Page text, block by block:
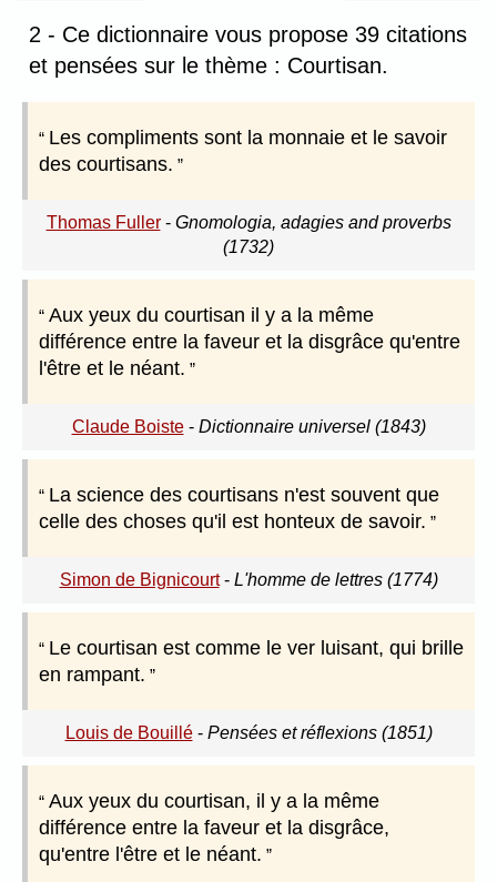
2 - Ce dictionnaire vous propose 39 citations
et pensées sur le thème : Courtisan.
Les compliments sont la monnaie et le savoir
des courtisans.
Thomas Fuller- Gnomologia, adagies and proverbs
(1732)
Aux yeux du courtisan il y a la même
différence entre la faveur et la disgrâce qu'entre
l'être et le néant.
Claude Boiste- Dictionnaire universel (1843)
La science des courtisans n'est souvent que
celle des choses qu'il est honteux de savoir.
Simon de Bignicourt- L'homme de lettres (1774)
Le courtisan est comme le ver luisant, qui brille
en rampant.
Louis de Bouillé- Pensées et réflexions (1851)
Aux yeux du courtisan, il y a la même
différence entre la faveur et la disgrâce,
qu'entre l'être et le néant.